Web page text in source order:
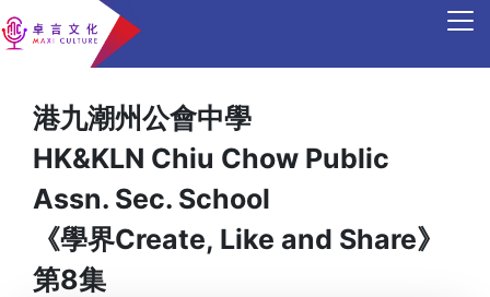
港九潮州公會中學
HK&KLN Chiu Chow Public
Assn. Sec. School
《學界Create, Like and Share》
第8集